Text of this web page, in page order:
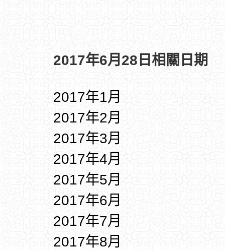
2017年6月28日相關日期
2017年1月
2017年2月
2017年3月
2017年4月
2017年5月
2017年6月
2017年7月
2017年8月